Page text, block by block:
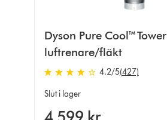
Dyson Pure Cool™ Tower
luftrenare/fläkt
4.2
stjärnor
5
4.2/5(427)
Slut i lager